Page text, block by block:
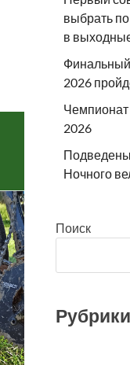
выбрать по
в
2026
Чемпионат
2026
Подведены
Ночного
Поиск
Рубрики